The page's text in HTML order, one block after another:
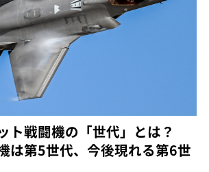
ト戦闘機の「世代」とは？
第5世代、今後現れる第6世